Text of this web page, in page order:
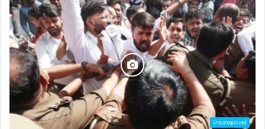
Uncategorized